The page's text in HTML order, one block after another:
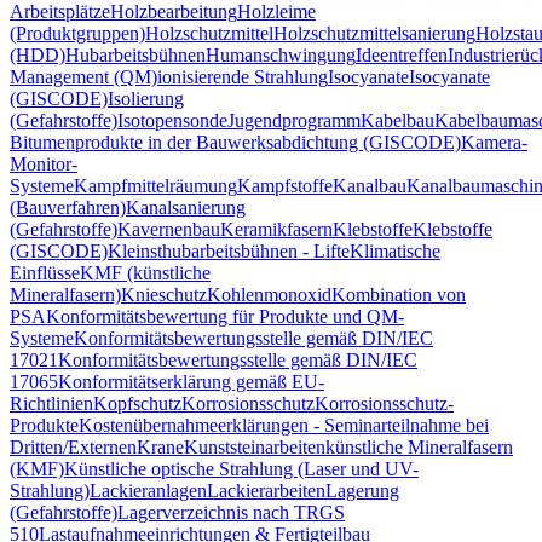
ArbeitsplätzeHolzbearbeitungHolzleime
(Produktgruppen)HolzschutzmittelHolzschutzmittelsanierung
(HDD)HubarbeitsbühnenHumanschwingungIdeentreffen
Management (QM)ionisierende StrahlungIsocyanateIsocyanate
(GISCODE)Isolierung
(Gefahrstoffe)IsotopensondeJugendprogrammKabelbau
Bitumenprodukte in der Bauwerksabdichtung (GISCODE)Kamera-
Monitor-
SystemeKampfmittelräumungKampfstoffeKanalbau
(Bauverfahren)Kanalsanierung
(Gefahrstoffe)KavernenbauKeramikfasernKlebstoffeKlebstoffe
(GISCODE)Kleinsthubarbeitsbühnen - LifteKlimatische
EinflüsseKMF (künstliche
Mineralfasern)KnieschutzKohlenmonoxidKombination von
PSAKonformitätsbewertung für Produkte und QM-
SystemeKonformitätsbewertungsstelle gemäß DIN/IEC
17021Konformitätsbewertungsstelle gemäß DIN/IEC
17065Konformitätserklärung gemäß EU-
RichtlinienKopfschutzKorrosionsschutzKorrosionsschutz-
ProdukteKostenübernahmeerklärungen - Seminarteilnahme bei
Dritten/ExternenKraneKunststeinarbeitenkünstliche Mineralfasern
(KMF)Künstliche optische Strahlung (Laser und UV-
Strahlung)LackieranlagenLackierarbeitenLagerung
(Gefahrstoffe)Lagerverzeichnis nach TRGS
510Lastaufnahmeeinrichtungen & Fertigteilbau